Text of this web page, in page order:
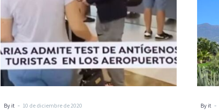
By it - 10 de diciembre de 2020 By it -